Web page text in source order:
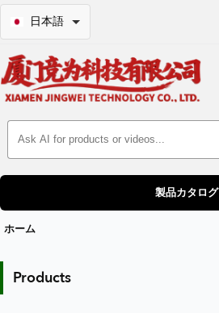
日本語
Search Products
製品カタログ
ホーム
Products